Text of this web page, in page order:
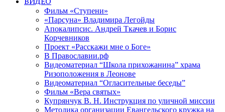
Фильм «Ступени»
«Парсуна» Владимира Легойды
Апокалипсис. Андрей Ткачев и Борис
Корчевников
Проект «Расскажи мне о Боге»
В Православии.рф
Видеоматериал “Школа прихожанина” храма
Ризоположения в Леонове
Видеоматериал “Огласительные беседы”
Фильм «Вера святых»
Купрянчук В. Н. Инструкция по уличной миссии
Методика организации Евангельского кружка на